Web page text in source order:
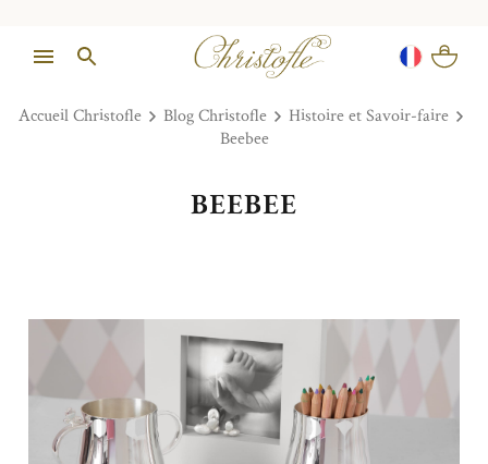
Accueil Christofle Blog Christofle
Histoire et Savoir-faire
Beebee
BEEBEE